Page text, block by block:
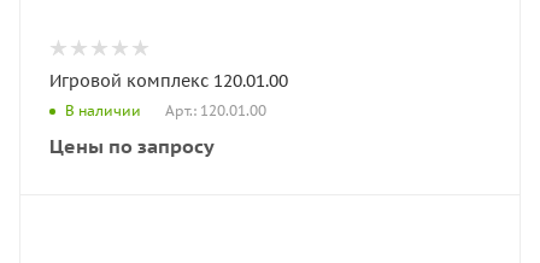
Игровой комплекс 120.01.00
В наличии Арт.: 120.01.00
Цены по запросу